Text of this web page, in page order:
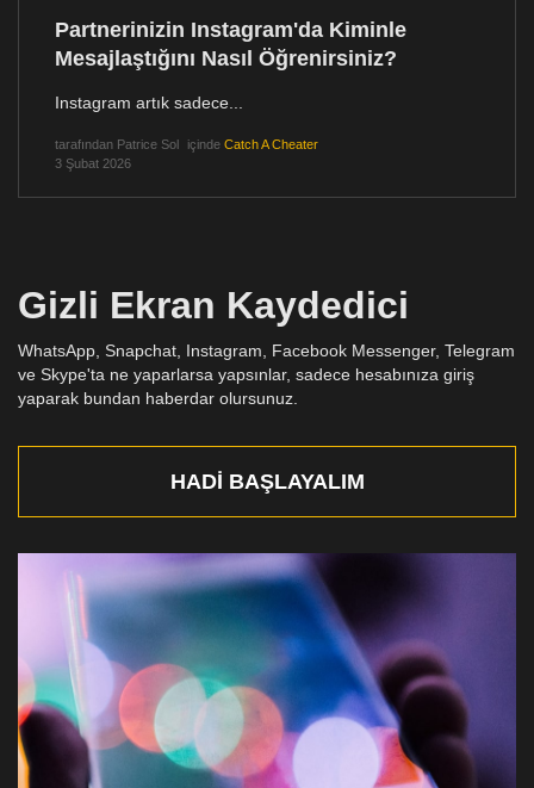
Partnerinizin Instagram'da Kiminle
Mesajlaştığını Nasıl Öğrenirsiniz?
Instagram artık sadece...
tarafından Patrice Sol içinde Catch A Cheater
3 Şubat 2026
Gizli Ekran Kaydedici
WhatsApp, Snapchat, Instagram, Facebook Messenger, Telegram
ve Skype'ta ne yaparlarsa yapsınlar, sadece hesabınıza giriş
yaparak bundan haberdar olursunuz.
HADI BAŞLAYALIM